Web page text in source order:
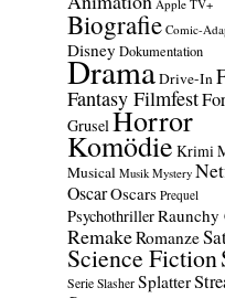
Apple TV+
Biografie Comic-
Disney Dokumentation
DramaDrive-In
Fantasy Filmfest
GruselHorror
Komödie Krimi
Musical Musik Mystery
OscarOscars Prequel
PsychothrillerRaunchy
RemakeRomanze
Science Fiction
Serie Slasher Splatter